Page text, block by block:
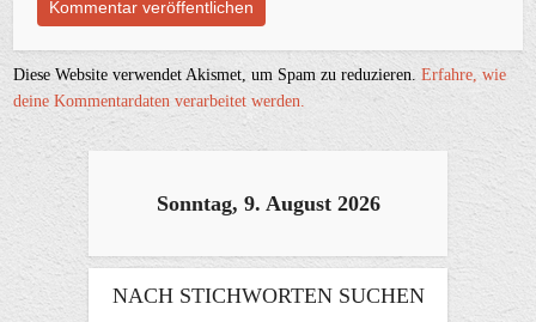
Diese Website verwendet Akismet, um Spam zu reduzieren.Erfahre, wie
deine Kommentardaten verarbeitet werden.
Sonntag, 9. August 2026
NACH STICHWORTEN SUCHEN